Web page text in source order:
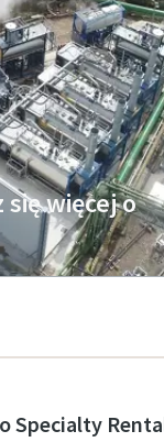
się więcej o
ma
Nasz
informacje o
Specialty